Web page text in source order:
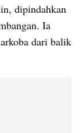
dipindahkan
Ia
dari balik